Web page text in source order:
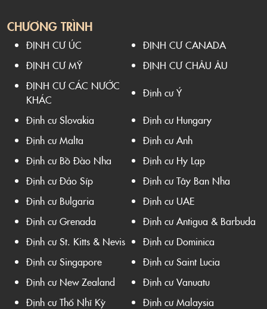
CHƯƠNG TRÌNH
ĐỊNH CƯ ÚC
ĐỊNH CƯ CANADA
ĐỊNH CƯ MỸ
ĐỊNH CƯ CHÂU ÂU
ĐỊNH CƯ CÁC NƯỚC
KHÁC
Định cư Ý
Định cư Slovakia
Định cư Hungary
Định cư Malta
Định cư Anh
Định cư Bồ Đào Nha
Định cư Hy Lạp
Định cư Đảo Síp
Định cư Tây Ban Nha
Định cư Bulgaria
Định cư UAE
Định cư Grenada
Định cư Antigua & Barbuda
Định cư St. Kitts & Nevis
Định cư Dominica
Định cư Singapore
Định cư Saint Lucia
Định cư New Zealand
Định cư Vanuatu
Định cư Thổ Nhĩ Kỳ
Định cư Malaysia